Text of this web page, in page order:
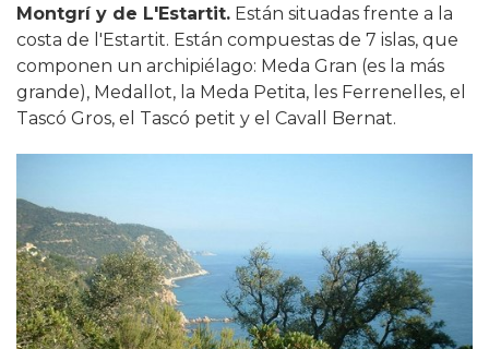
Montgrí y de L'Estartit. Están situadas frente a la
costa de l'Estartit. Están compuestas de 7 islas, que
componen un archipiélago: Meda Gran (es la más
grande), Medallot, la Meda Petita, les Ferrenelles, el
Tascó Gros, el Tascó petit y el Cavall Bernat.